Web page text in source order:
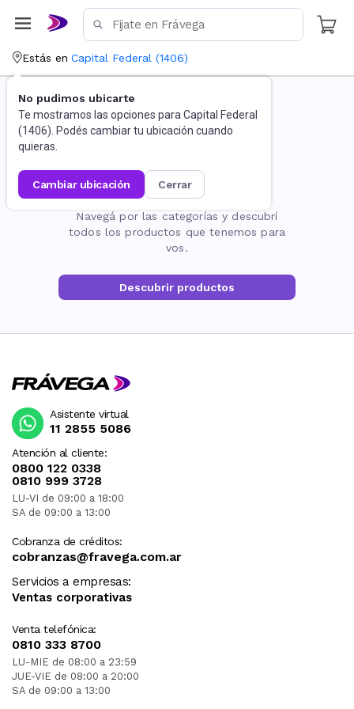
Estás en Capital Federal (1406)
No pudimos ubicarte
Te mostramos las opciones para Capital Federal
(1406). Podés cambiar tu ubicación cuando
quieras.
cambiar ubicación cerrar
La página no existe
Navegá por las categorías y descubrí
todos los productos que tenemos para
vos.
Descubrir productos
Atención al cliente:
0800 122 0338
0810 999 3728
LU-VI de 09:00 a 18:00
SA de 09:00 a 13:00
Cobranza de créditos:
cobranzas@fravega.com.ar
Servicios a empresas:
Ventas corporativas
Venta telefónica:
0810 333 8700
LU-MIE de 08:00 a 23:59
JUE-VIE de 08:00 a 20:00
SA de 09:00 a 13:00
Asistente virtual
11 2855 5086